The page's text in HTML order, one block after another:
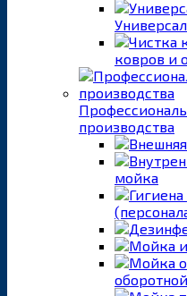
ковров и
производства
мойка